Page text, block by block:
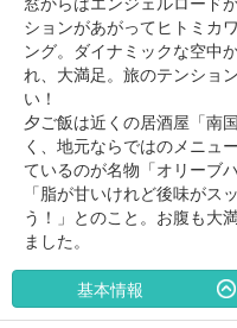
窓からはエンジェルロード
ションがあがってヒトミカ
ング。ダイナミックな空中
れ、大満足。旅のテンショ
い！
夕ご飯は近くの居酒屋「南
く、地元ならではのメニュ
ているのが名物「オリーブハ
「脂が甘いけれど後味がス
う！」とのこと。お腹も大
ました。
基本情報